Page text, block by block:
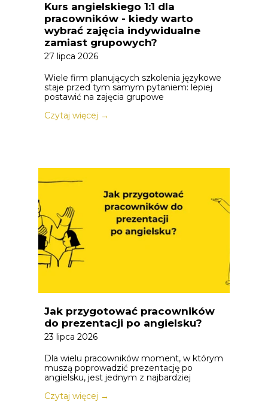
Kurs angielskiego 1:1 dla
pracowników - kiedy warto
wybrać zajęcia indywidualne
zamiast grupowych?
27 lipca 2026
Wiele firm planujących szkolenia językowe
staje przed tym samym pytaniem: lepiej
postawić na zajęcia grupowe
Czytaj więcej →
Jak przygotować pracowników
do prezentacji po angielsku?
23 lipca 2026
Dla wielu pracowników moment, w którym
muszą poprowadzić prezentację po
angielsku, jest jednym z najbardziej
Czytaj więcej →